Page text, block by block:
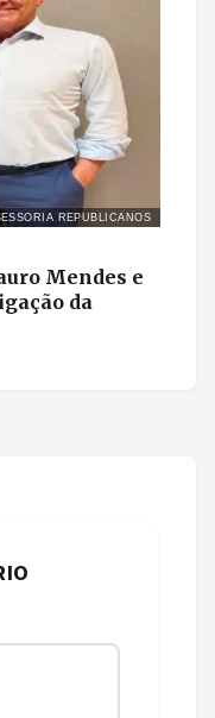
REPUBLICANOS
Mendes e
da